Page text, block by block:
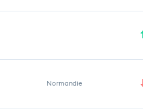
Normandie